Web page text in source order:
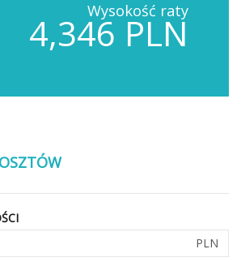
Wysokość raty
4,346 PLN
PLN